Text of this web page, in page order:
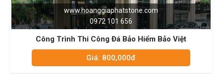
www.hoanggiaphatstone.com
0972 101 656
Resort Cao Cấp